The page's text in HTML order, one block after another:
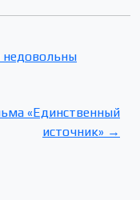
«Единственный
источник» →